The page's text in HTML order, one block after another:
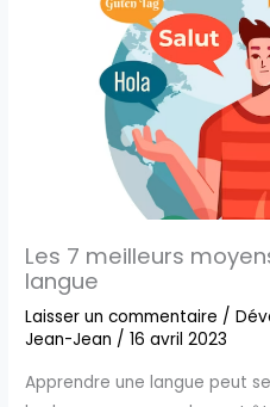
Les 7 meilleurs
langue
Laisser un commentaire /
Jean-Jean /16 avril 2023
Apprendre une langue peut